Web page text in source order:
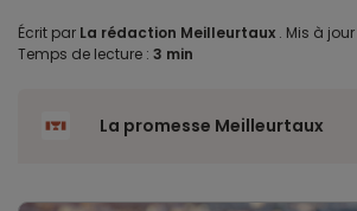
Écrit par La rédaction Meilleurtaux . Mis à
Temps de lecture : 3 min
La promesse Meilleurtaux